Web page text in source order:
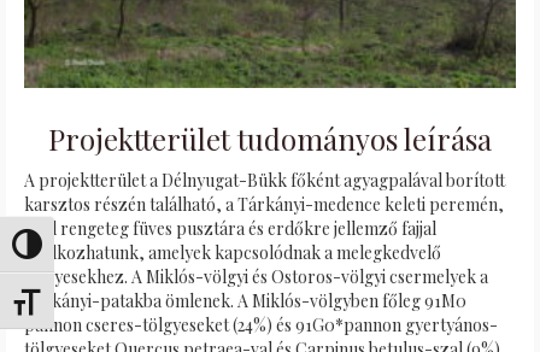
Toggle High Contrast
Toggle Font size
Projektterület tudományos leírása
A projektterület a Délnyugat-Bükk főként agyagpalával borított
karsztos részén található, a Tárkányi-medence keleti peremén,
ahol rengeteg füves pusztára és erdőkre jellemző fajjal
találkozhatunk, amelyek kapcsolódnak a melegkedvelő
tölgyesekhez. A Miklós-völgyi és Ostoros-völgyi csermelyek a
Tárkányi-patakba ömlenek. A Miklós-völgyben főleg 91M0
pannon cseres-tölgyeseket (24%) és 91G0*pannon gyertyános-